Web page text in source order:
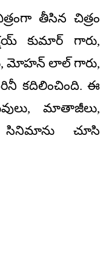
తీసిన చిత్రం
కుమార్ గారు,
మోహన్ లాల్ గారు,
కదిలించింది. ఈ
మాతాజీలు,
చూసి